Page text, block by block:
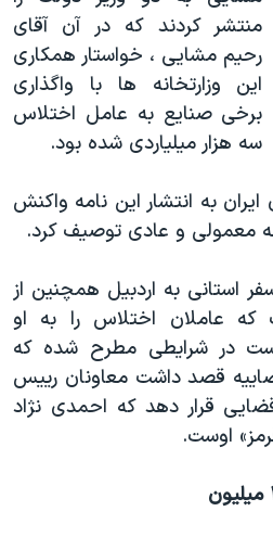
منتشر کردند که در آن آقای
رحیم مشایی ، خواستار همکاری
این وزارتخانه ها با واگذاری
برخی صنایع به عامل اختلاس
سه هزار میلیاردی شده بود.
به انتشار این نامه واکنش
معمولی و عادی توصیف کرد.
استانی به اردبیل همچنین از
عاملان اختلاس را به او
در شرایطی مطرح شده که
قصد داشت معاونان رییس
قرار دهد که احمدی نژاد
اوست.